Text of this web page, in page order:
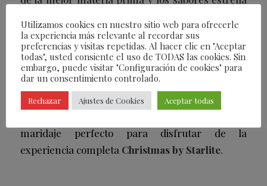
clásicos de la alta cocina con toques de
innovación, para viajar por un mundo de sabores
a través de degustaciones frías y calientes,
elaboraciones bistró, showcookings, y exquisitas
delicias dulces. Desde las 19:00h dará comienzo
maridaje perfecto para disfrutar de la
experiencia completa Christmas by Starlite.
Utilizamos cookies en nuestro sitio web para ofrecerle
la experiencia más relevante al recordar sus
preferencias y visitas repetidas. Al hacer clic en "Aceptar
todas", usted consiente el uso de TODAS las cookies. Sin
embargo, puede visitar "Configuración de cookies" para
dar un consentimiento controlado.
Rechazar Ajustes de Cookies Aceptar todas